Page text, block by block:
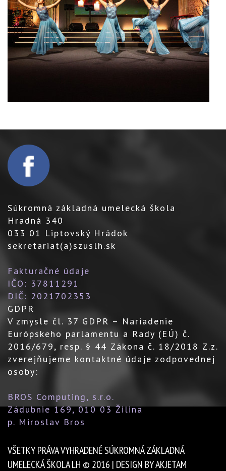
Súkromná základná umelecká škola
Hradná 340
033 01 Liptovský Hrádok
sekretariat(a)szuslh.sk
Fakturačné údaje
IČO: 37811291
DIČ: 2021702353
GDPR
V zmysle čl. 37 GDPR – Nariadenie
Európskeho parlamentu a Rady (EÚ) č.
2016/679, resp. § 44 Zákona č. 18/2018 Z.z.
zverejňujeme kontaktné údaje zodpovednej
osoby:
BROS Computing, s.r.o.
Zádubnie 169, 010 03 Žilina
p. Miroslav Bros
VŠETKY PRÁVA VYHRADENÉ SÚKROMNÁ ZÁKLADNÁ
UMELECKÁ ŠKOLA LH © 2016 | DESIGN BY AKJETAM